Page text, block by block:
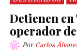
Detienen en
operador
Por Carlos